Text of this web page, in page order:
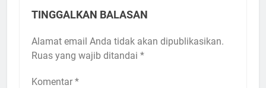
TINGGALKAN BALASAN
Alamat email Anda tidak akan dipublikasikan.
Ruas yang wajib ditandai *
Komentar *